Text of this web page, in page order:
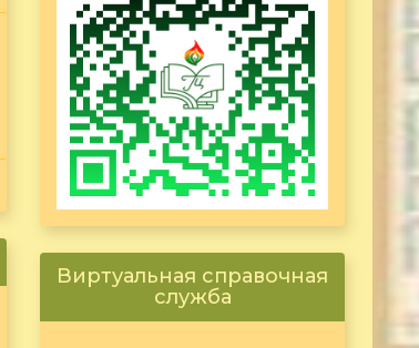
Виртуальная справочная
служба